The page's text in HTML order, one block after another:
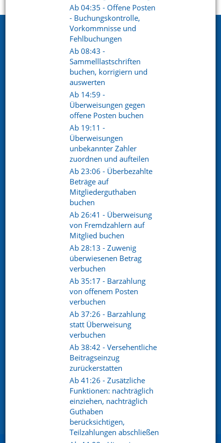
Ab 04:35 - Offene Posten
- Buchungskontrolle,
Vorkommnisse und
Fehlbuchungen
Ab 08:43 -
Sammelllastschriften
buchen, korrigiern und
auswerten
Ab 14:59 -
Überweisungen gegen
offene Posten buchen
Ab 19:11 -
Überweisungen
unbekannter Zahler
zuordnen und aufteilen
Ab 23:06 - Überbezahlte
Beträge auf
Mitgliederguthaben
buchen
Ab 26:41 - Überweisung
von Fremdzahlern auf
Mitglied buchen
Ab 28:13 - Zuwenig
überwiesenen Betrag
verbuchen
Ab 35:17 - Barzahlung
von offenem Posten
verbuchen
Ab 37:26 - Barzahlung
statt Überweisung
verbuchen
Ab 38:42 - Versehentliche
Beitragseinzug
zurückerstatten
Ab 41:26 - Zusätzliche
Funktionen: nachträglich
einziehen, nachträglich
Guthaben
berücksichtigen,
Teilzahlungen abschließen
84307 Eggenfelden
Telefon. +49 (0) 8721 / 50648-89
info@netxp-verein.de
Vereinsverwaltung
Mitgliederverwaltung
Finanzverwaltung
Kommunikation /
Schriftverkehr
Referenzen
Barrierefreiheitserklärung